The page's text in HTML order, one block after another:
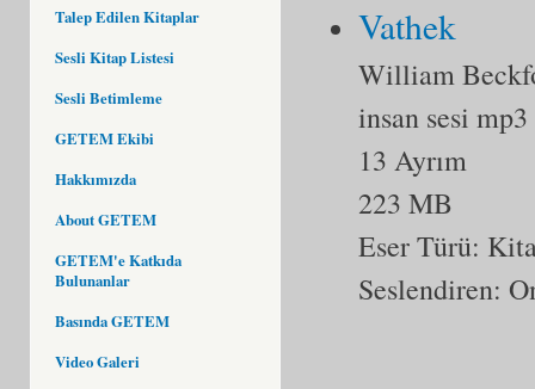
Talep Edilen Kitaplar
Sesli Kitap Listesi
Sesli Betimleme
GETEM Ekibi
Hakkımızda
About GETEM
GETEM'e Katkıda
Bulunanlar
Basında GETEM
Video Galeri
Vathek
William
insan sesi mp3
13 Ayrım
223 MB
Eser Türü:
Seslendiren: